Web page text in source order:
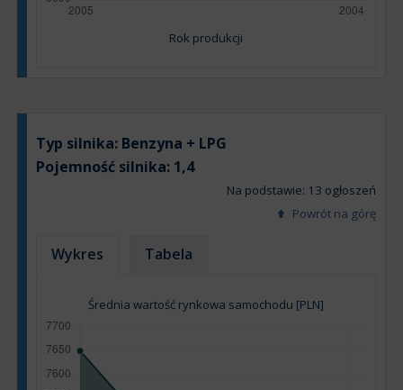
Rok produkcji
Typ silnika: Benzyna + LPG
Pojemność silnika: 1,4
Na podstawie: 13 ogłoszeń
Powrót na górę
Wykres Tabela
Średnia wartość rynkowa samochodu [PLN]